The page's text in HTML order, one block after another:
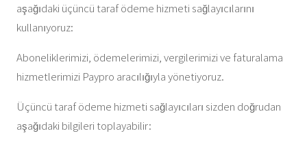
aşağıdaki üçüncü taraf ödeme hizmeti sağlayıcılarını
kullanıyoruz:
Aboneliklerimizi, ödemelerimizi, vergilerimizi ve faturalama
hizmetlerimizi Paypro aracılığıyla yönetiyoruz.
Üçüncü taraf ödeme hizmeti sağlayıcıları sizden doğrudan
aşağıdaki bilgileri toplayabilir: